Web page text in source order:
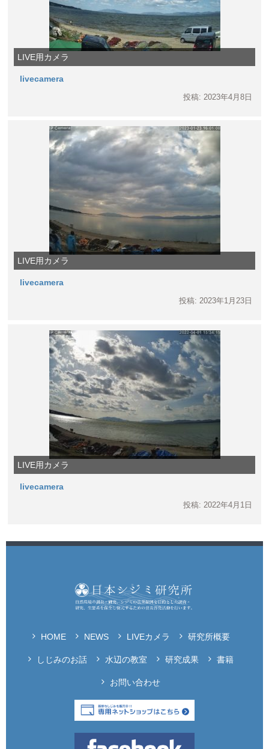
LIVE用カメラ
livecamera
投稿: 2023年4月8日
LIVE用カメラ
livecamera
投稿: 2023年1月23日
LIVE用カメラ
livecamera
投稿: 2022年4月1日
HOME NEWS LIVEカメラ 研究所概要
しじみのお話 水辺の教室 研究成果 書籍
お問い合わせ